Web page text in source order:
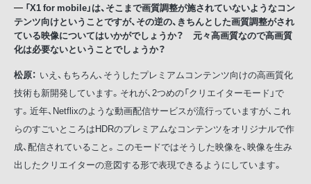
「X1 for mobile」は、そこまで画質調整が施されていないようなコン
テンツ向けということですが、その逆の、きちんとした画質調整がされ
ている映像についてはいかがでしょうか？ 元々高画質なので高画質
化は必要ないということでしょうか？
松原： いえ、もちろん、そうしたプレミアムコンテンツ向けの高画質化
技術も新開発しています。それが、2つめの「クリエイターモード」で
す。近年、Netflixのような動画配信サービスが流行っていますが、これ
らのすごいところはHDRのプレミアムなコンテンツをオリジナルで作
成、配信されていること。このモードではそうした映像を、映像を生み
出したクリエイターの意図する形で表現できるようにしています。